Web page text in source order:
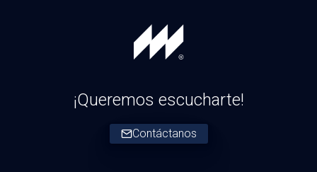
¡Queremos escucharte!
Contáctanos